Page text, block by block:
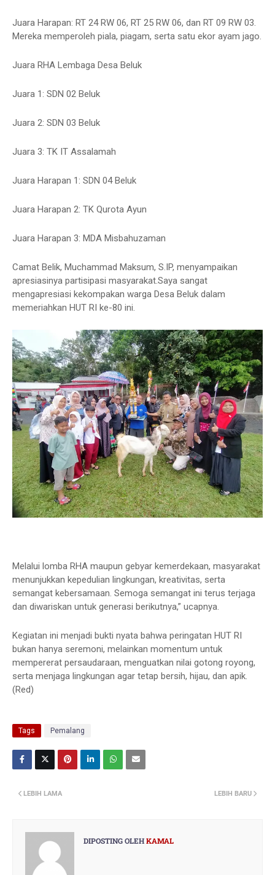
Juara Harapan: RT 24 RW 06, RT 25 RW 06, dan RT 09 RW 03.
Mereka memperoleh piala, piagam, serta satu ekor ayam jago.
Juara RHA Lembaga Desa Beluk
Juara 1: SDN 02 Beluk
Juara 2: SDN 03 Beluk
Juara 3: TK IT Assalamah
Juara Harapan 1: SDN 04 Beluk
Juara Harapan 2: TK Qurota Ayun
Juara Harapan 3: MDA Misbahuzaman
Camat Belik, Muchammad Maksum, S.IP, menyampaikan
apresiasinya partisipasi masyarakat.Saya sangat
mengapresiasi kekompakan warga Desa Beluk dalam
memeriahkan HUT RI ke-80 ini.
Melalui lomba RHA maupun gebyar kemerdekaan, masyarakat
menunjukkan kepedulian lingkungan, kreativitas, serta
semangat kebersamaan. Semoga semangat ini terus terjaga
dan diwariskan untuk generasi berikutnya,” ucapnya.
Kegiatan ini menjadi bukti nyata bahwa peringatan HUT RI
bukan hanya seremoni, melainkan momentum untuk
mempererat persaudaraan, menguatkan nilai gotong royong,
serta menjaga lingkungan agar tetap bersih, hijau, dan apik.
(Red)
Tags Pemalang
LEBIH BARU
LEBIH LAMA
DIPOSTING OLEHKAMAL